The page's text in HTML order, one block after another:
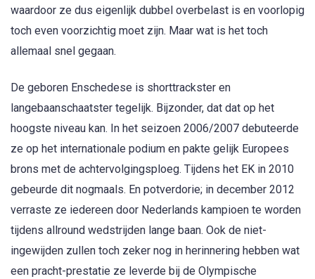
waardoor ze dus eigenlijk dubbel overbelast is en voorlopig
toch even voorzichtig moet zijn. Maar wat is het toch
allemaal snel gegaan.
De geboren Enschedese is shorttrackster en
langebaanschaatster tegelijk. Bijzonder, dat dat op het
hoogste niveau kan. In het seizoen 2006/2007 debuteerde
ze op het internationale podium en pakte gelijk Europees
brons met de achtervolgingsploeg. Tijdens het EK in 2010
gebeurde dit nogmaals. En potverdorie; in december 2012
verraste ze iedereen door Nederlands kampioen te worden
tijdens allround wedstrijden lange baan. Ook de niet-
ingewijden zullen toch zeker nog in herinnering hebben wat
een pracht-prestatie ze leverde bij de Olympische